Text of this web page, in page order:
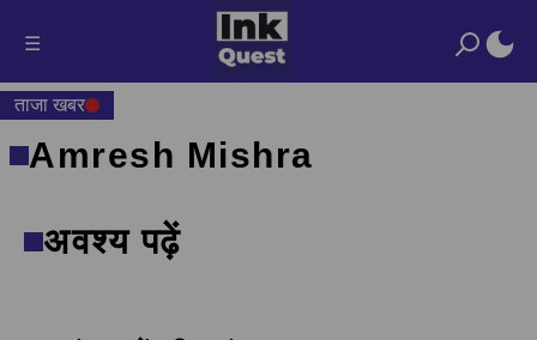
☰
ताजा खबर
Amresh Mishra
अवश्य पढ़ें